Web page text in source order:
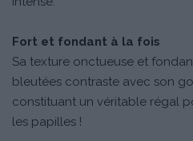
Fort et fondant à la fois
Sa texture onctueuse et
bleutées contraste avec son
constituant un véritable régal
les papilles !